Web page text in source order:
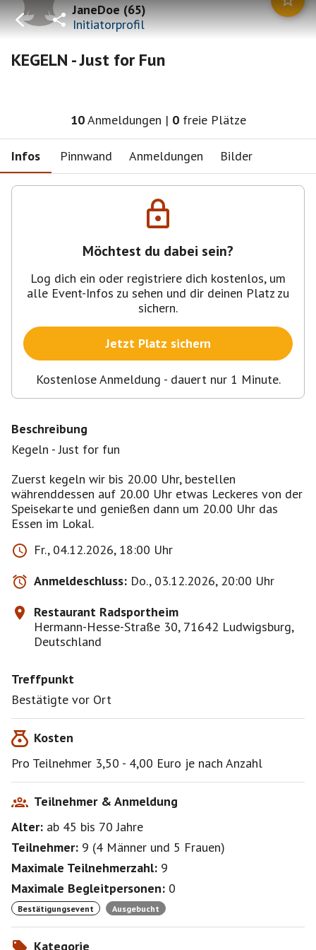
JaneDoe(65)
Initiatorprofil
KEGELN - Just for Fun
10Anmeldungen | 0 freie Plätze
Infos Pinnwand Anmeldungen Bilder
Möchtest du dabei sein?
Log dich ein oder registriere dich kostenlos, um
alle Event-Infos zu sehen und dir deinen Platz zu
sichern.
Jetzt Platz sichern
Kostenlose Anmeldung - dauert nur 1 Minute.
Beschreibung
Kegeln - Just for fun
Zuerst kegeln wir bis 20.00 Uhr, bestellen
währenddessen auf 20.00 Uhr etwas Leckeres von der
Speisekarte und genießen dann um 20.00 Uhr das
Fr., 04.12.2026, 18:00 Uhr
Anmeldeschluss: Do., 03.12.2026, 20:00 Uhr
Restaurant Radsportheim
Hermann-Hesse-Straße 30, 71642 Ludwigsburg,
Deutschland
Treffpunkt
Bestätigte vor Ort
Kosten
Pro Teilnehmer 3,50 - 4,00 Euro je nach Anzahl
Teilnehmer & Anmeldung
Alter: ab 45 bis 70Jahre
Teilnehmer: 9 (4 Männer und 5 Frauen)
Maximale Teilnehmerzahl: 9
Maximale Begleitpersonen: 0
Bestätigungsevent Ausgebucht
Kategorie